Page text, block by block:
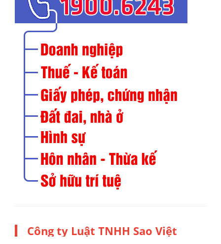
Công ty Luật TNHH Sao Việt